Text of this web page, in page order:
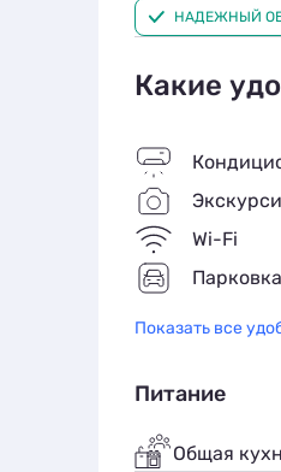
вокзала 3,2
НАДЕЖНЫЙ
Какие
Wi-Fi
Парковка
Показать все
Питание
Общая